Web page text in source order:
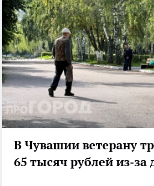
В Чувашии ветерану
65 тысяч рублей